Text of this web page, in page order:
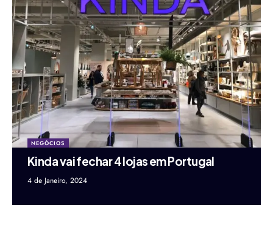
NEGÓCIOS
Kinda vai fechar 4 lojas em Portugal
4 de Janeiro, 2024